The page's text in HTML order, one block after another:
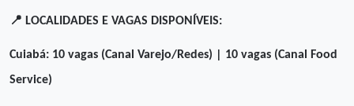
📍 LOCALIDADES E VAGAS DISPONÍVEIS:
Cuiabá: 10 vagas (Canal Varejo/Redes) | 10 vagas (Canal Food
Service)